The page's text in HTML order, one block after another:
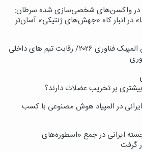
واکسن‌های شخصی‌سازی شده سرطان:
در انبار کاه «جهش‌های ژنتیکی» آسان‌تر
پردیس در تدارک میزبانی المپیک فناوری ۲۰۲۶/ رقابت تیم های داخلی
بیشتری بر تخریب عضلات دارند؟
در المپیاد هوش مصنوعی با کسب
ایرانی در جمع «اسطوره‌های
گرفت